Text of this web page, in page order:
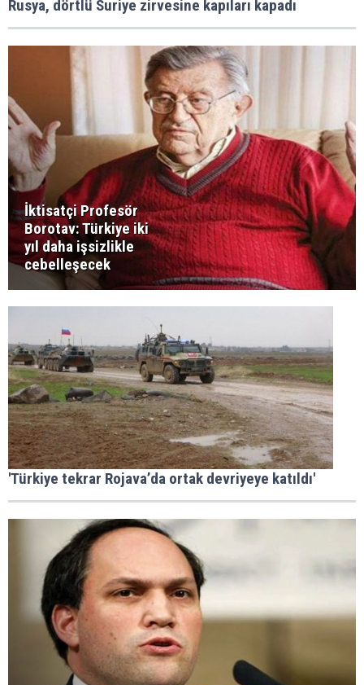
Rusya, dörtlü Suriye zirvesine kapıları kapadı
İktisatçi Profesör
Borotav: Türkiye iki
yıl daha işsizlikle
cebelleşecek
'Türkiye tekrar Rojava’da ortak devriyeye katıldı'